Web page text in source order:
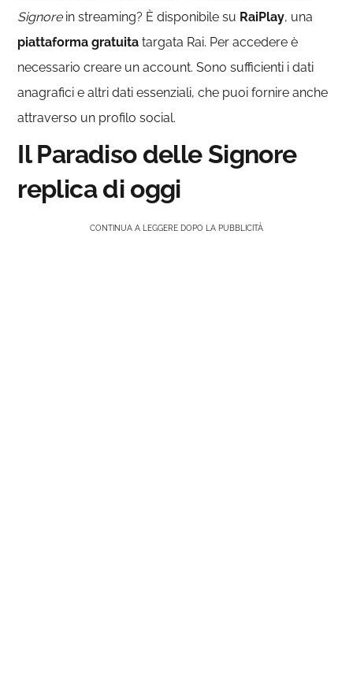
Signorein streaming? È disponibile su RaiPlay, una
piattaforma gratuita targata Rai. Per accedere è
necessario creare un account. Sono sufficienti i dati
anagrafici e altri dati essenziali, che puoi fornire anche
attraverso un profilo social.
Il Paradiso delle Signore
replica di oggi
CONTINUA A LEGGERE DOPO LA PUBBLICITÀ